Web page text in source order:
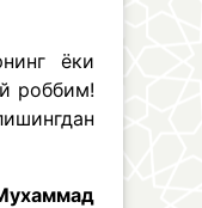
ёки
роббим!